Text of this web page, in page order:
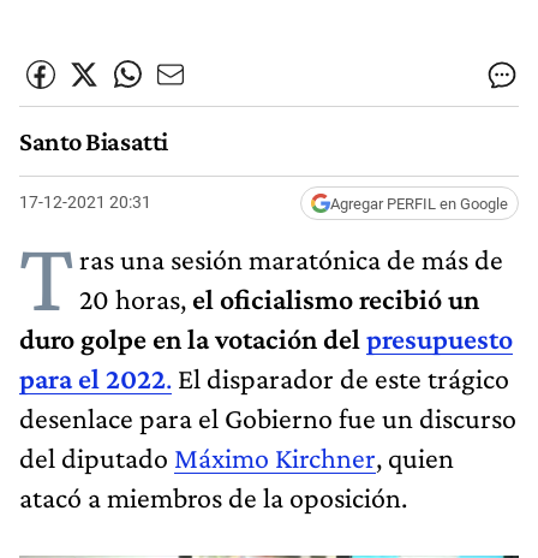
Santo Biasatti
17-12-2021 20:31 Agregar PERFIL en Google
Tras una sesión maratónica de más de
20 horas, el oficialismo recibió un
duro golpe en la votación del presupuesto
para el 2022. El disparador de este trágico
desenlace para el Gobierno fue un discurso
del diputado Máximo Kirchner, quien
atacó a miembros de la oposición.